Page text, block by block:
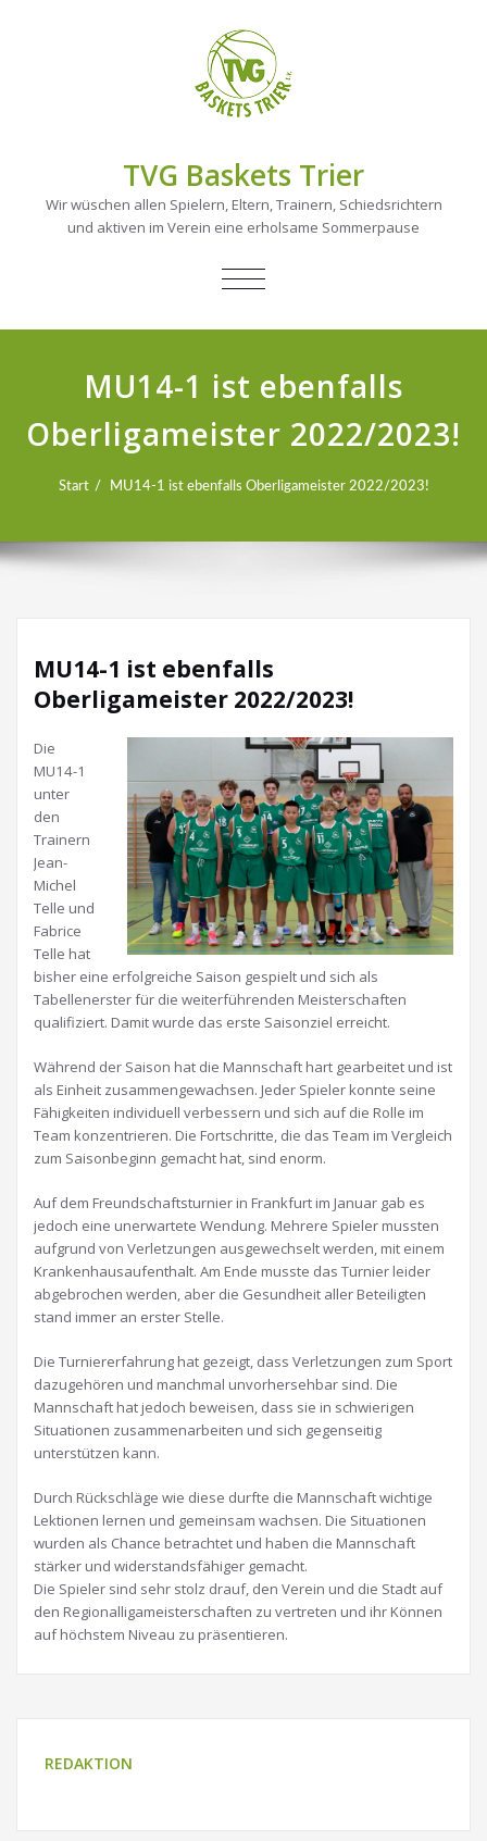
TVG Baskets Trier
Wir wüschen allen Spielern, Eltern, Trainern, Schiedsrichtern
und aktiven im Verein eine erholsame Sommerpause
NAVIGATION
MU14-1 ist ebenfalls
Oberligameister 2022/2023!
Start MU14-1 ist ebenfalls Oberligameister 2022/2023!
MU14-1 ist ebenfalls
Oberligameister 2022/2023!
Die
MU14-1
unter
den
Trainern
Jean-
Michel
Telle und
Fabrice
Telle hat
bisher eine erfolgreiche Saison gespielt und sich als
Tabellenerster für die weiterführenden Meisterschaften
qualifiziert. Damit wurde das erste Saisonziel erreicht.
Während der Saison hat die Mannschaft hart gearbeitet und ist
als Einheit zusammengewachsen. Jeder Spieler konnte seine
Fähigkeiten individuell verbessern und sich auf die Rolle im
Team konzentrieren. Die Fortschritte, die das Team im Vergleich
zum Saisonbeginn gemacht hat, sind enorm.
Auf dem Freundschaftsturnier in Frankfurt im Januar gab es
jedoch eine unerwartete Wendung. Mehrere Spieler mussten
aufgrund von Verletzungen ausgewechselt werden, mit einem
Krankenhausaufenthalt. Am Ende musste das Turnier leider
abgebrochen werden, aber die Gesundheit aller Beteiligten
stand immer an erster Stelle.
Die Turniererfahrung hat gezeigt, dass Verletzungen zum Sport
dazugehören und manchmal unvorhersehbar sind. Die
Mannschaft hat jedoch beweisen, dass sie in schwierigen
Situationen zusammenarbeiten und sich gegenseitig
unterstützen kann.
Durch Rückschläge wie diese durfte die Mannschaft wichtige
Lektionen lernen und gemeinsam wachsen. Die Situationen
wurden als Chance betrachtet und haben die Mannschaft
stärker und widerstandsfähiger gemacht.
Die Spieler sind sehr stolz drauf, den Verein und die Stadt auf
den Regionalligameisterschaften zu vertreten und ihr Können
auf höchstem Niveau zu präsentieren.
REDAKTION